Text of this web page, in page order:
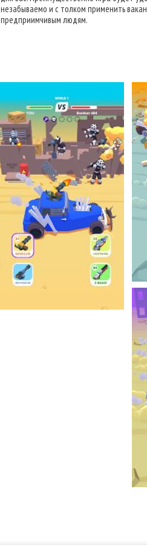
незабываемо и с толком применить
предприимчивым людям.